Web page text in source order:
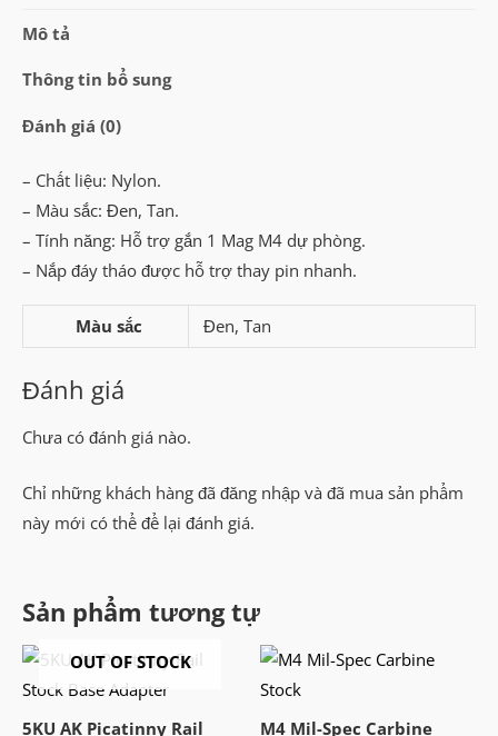
lượng
Mô tả
Thông tin bổ sung
Đánh giá (0)
– Chất liệu: Nylon.
– Màu sắc: Đen, Tan.
– Tính năng: Hỗ trợ gắn 1 Mag M4 dự phòng.
– Nắp đáy tháo được hỗ trợ thay pin nhanh.
Màu sắc Đen, Tan
Đánh giá
Chưa có đánh giá nào.
Chỉ những khách hàng đã đăng nhập và đã mua sản phẩm
này mới có thể để lại đánh giá.
Sản phẩm tương tự
OUT OF STOCK
5KU AK Picatinny Rail M4 Mil-Spec Carbine